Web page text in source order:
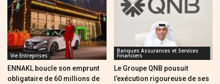
Vie Entreprises
ENNAKL boucle son emprunt
obligataire de 60 millions de
Banques Assurances et Services
Financiers
Le Groupe QNB pousuit
l’exécution rigoureuse de ses